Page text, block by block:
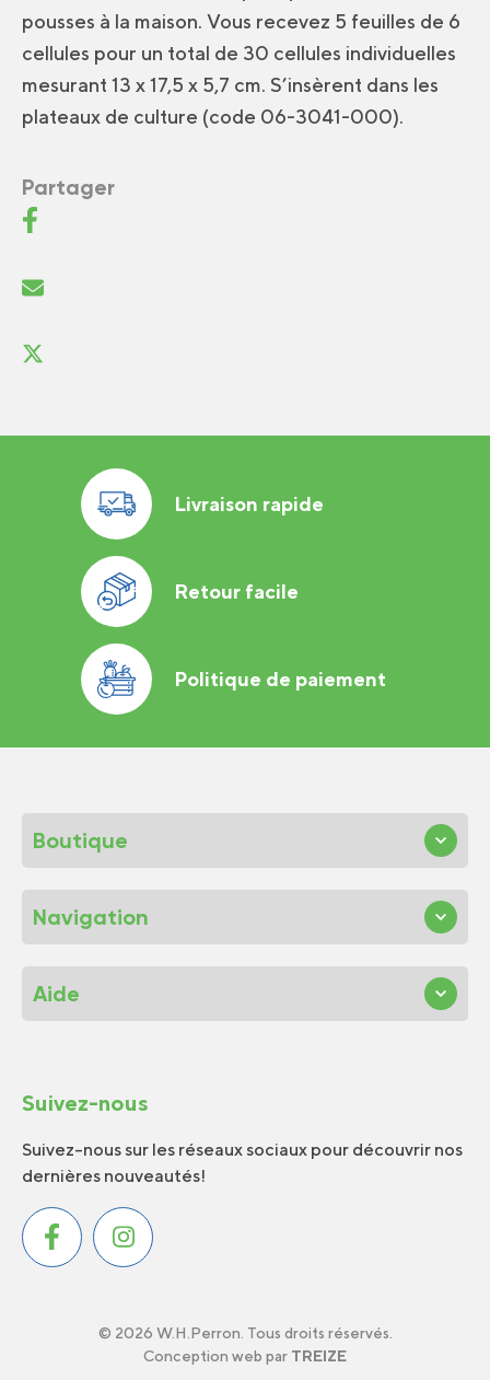
pousses à la maison. Vous recevez 5 feuilles de 6
cellules pour un total de 30 cellules individuelles
mesurant 13 x 17,5 x 5,7 cm. S’insèrent dans les
plateaux de culture (code 06-3041-000).
Partager
Livraison rapide
Retour facile
Politique de paiement
Boutique
Navigation
Aide
Suivez-nous
Suivez-nous sur les réseaux sociaux pour découvrir nos
dernières nouveautés!
© 2026 W.H.Perron. Tous droits réservés.
Conception web par TREIZE